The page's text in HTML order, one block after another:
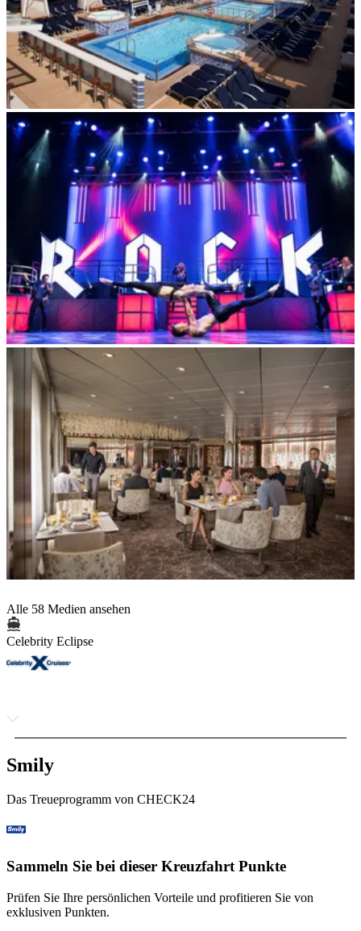
Alle 58 Medien ansehen
Celebrity Eclipse
Smily
Das Treueprogramm von CHECK24
Sammeln Sie bei dieser Kreuzfahrt Punkte
Prüfen Sie Ihre persönlichen Vorteile und profitieren Sie von
exklusiven Punkten.